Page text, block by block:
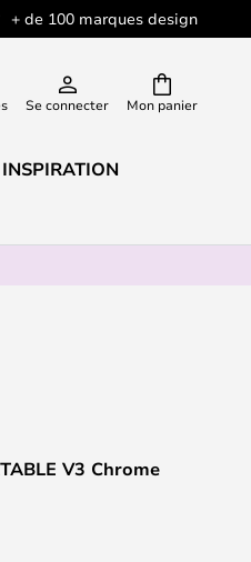
+ de 100 marques design
Mon panier
Se connecter
INSPIRATION
V3 Chrome